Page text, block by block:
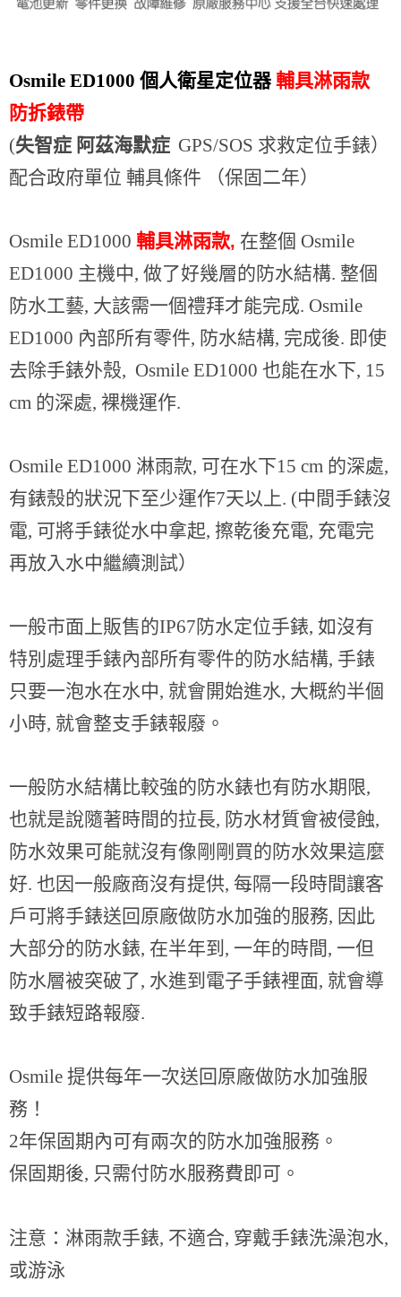
Osmile ED1000 個人衛星定位器 輔具淋雨款
防拆錶帶
(失智症 阿茲海默症 GPS/SOS 求救定位手錶）
配合政府單位 輔具條件 （保固二年）
Osmile ED1000 輔具淋雨款, 在整個 Osmile
ED1000 主機中, 做了好幾層的防水結構. 整個
防水工藝, 大該需一個禮拜才能完成. Osmile
ED1000 內部所有零件, 防水結構, 完成後. 即使
去除手錶外殼, Osmile ED1000 也能在水下, 15
cm 的深處, 裸機運作.
Osmile ED1000 淋雨款, 可在水下15 cm 的深處,
有錶殼的狀況下至少運作7天以上. (中間手錶沒
電, 可將手錶從水中拿起, 擦乾後充電, 充電完
再放入水中繼續測試）
一般市面上販售的IP67防水定位手錶, 如沒有
特別處理手錶內部所有零件的防水結構, 手錶
只要一泡水在水中, 就會開始進水, 大概約半個
小時, 就會整支手錶報廢。
一般防水結構比較強的防水錶也有防水期限,
也就是說隨著時間的拉長, 防水材質會被侵蝕,
防水效果可能就沒有像剛剛買的防水效果這麼
好. 也因一般廠商沒有提供, 每隔一段時間讓客
戶可將手錶送回原廠做防水加強的服務, 因此
大部分的防水錶, 在半年到, 一年的時間, 一但
防水層被突破了, 水進到電子手錶裡面, 就會導
致手錶短路報廢.
Osmile 提供每年一次送回原廠做防水加強服
務！
2年保固期內可有兩次的防水加強服務。
保固期後, 只需付防水服務費即可。
注意：淋雨款手錶, 不適合, 穿戴手錶洗澡泡水,
或游泳